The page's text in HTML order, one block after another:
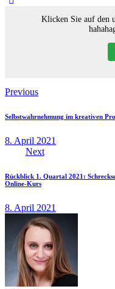
Klicken Sie auf den
Previous
Selbstwahrnehmung im kreativen
8. April 2021
Next
Rückblick 1. Quartal 2021:
Online-Kurs
8. April 2021